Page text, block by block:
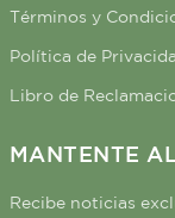
Términos y
Política de
Libro de
MANTENTE
Recibe noticias